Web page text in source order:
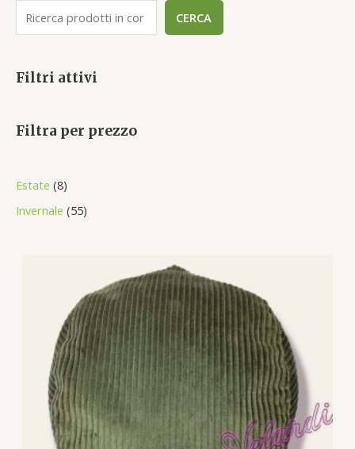
CERCA
Filtri attivi
Filtra per prezzo
Estate 88
p
c
t
s
Invernale 555
o
d
u
c
t
s